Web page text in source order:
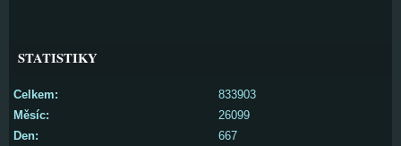
STATISTIKY
Celkem:
833903
Měsíc:
26099
Den:
667